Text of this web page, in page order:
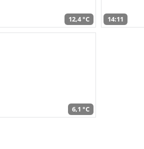
12,4 °C 14:11
6,1 °C